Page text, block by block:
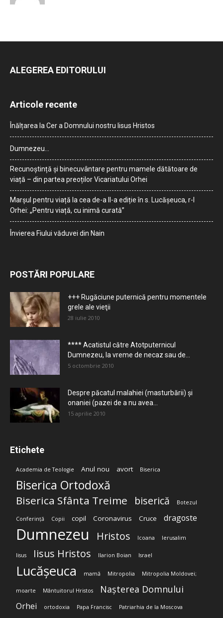
ALEGEREA EDITORULUI
Articole recente
Înălțarea la Cer a Domnului nostru Iisus Hristos
Dumnezeu…
Recunoștință și binecuvântare pentru mamele dătătoare de
viață – din partea preoților Vicariatului Orhei
Marșul pentru viață la cea de-a II-a ediție în s. Lucășeuca, r-l
Orhei: „Pentru viață, cu inimă curată”
Învierea Fiului văduvei din Nain
POSTĂRI POPULARE
+++ Rugăciune puternică pentru momentele
grele ale vieţii
28 iulie 2010
**** Acatistul către Atotputernicul
Dumnezeu, la vreme de necaz sau de...
5 octombrie 2010
Despre păcatul malahiei (masturbării) şi
onaniei (pazei de a nu avea...
15 aprilie 2010
Etichete
Academia de Teologie Anul nou avort Biserica
Biserica Ortodoxă
Biserica Sfânta Treime biserică Botezul
Conferință Copii copil Coronavirus Cruce dragoste
Dumnezeu Hristos Icoana Ierusalim
Iisus Iisus Hristos Ilarion Boian Israel
Lucășeuca mamă Mitropolia Mitropolia Moldovei;
moarte Mântuitorul Hristos Nașterea Domnului
Orhei ortodoxia Papa Francisc Patriarhia de la Moscova